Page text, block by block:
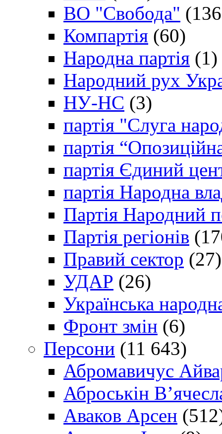
ВО "Свобода"
Компартія (60)
Народна партія (1)
Народний рух
НУ-НС (3)
партія "Слуга
партія
партія Єдиний
партія Народна
Партія Народний
Партія регіонів
Правий сектор (27)
УДАР (26)
Українська
Фронт змін (6)
Персони (11 643)
Абромавичус
Аброськін
Аваков Арсен